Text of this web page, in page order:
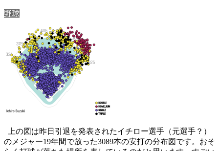
野球
上の図は昨日引退を発表されたイチロー選手（元選手？）
のメジャー19年間で放った3089本の安打の分布図です。おそ